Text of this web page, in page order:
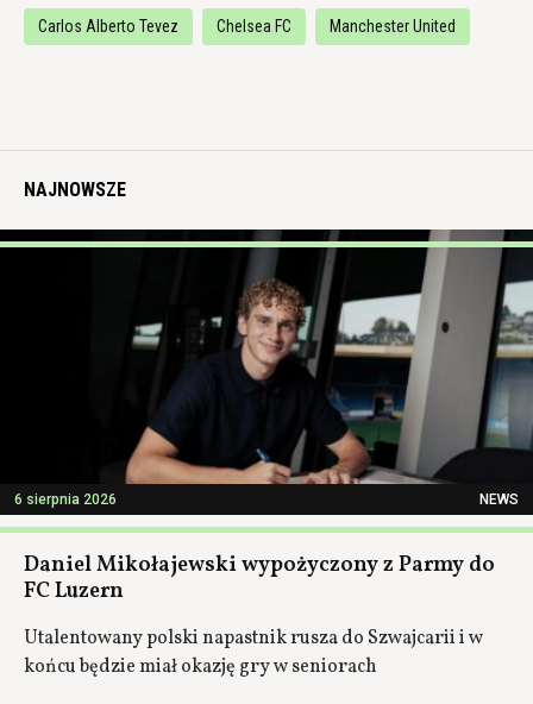
Carlos Alberto Tevez Chelsea FC Manchester United
NAJNOWSZE
6 sierpnia 2026 NEWS
Daniel Mikołajewski wypożyczony z Parmy do
FC Luzern
Utalentowany polski napastnik rusza do Szwajcarii i w
końcu będzie miał okazję gry w seniorach